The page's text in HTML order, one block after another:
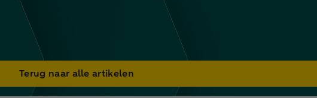
Terug naar alle artikelen